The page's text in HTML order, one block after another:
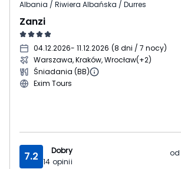
Albania / Riwiera Albańska / Durres
Zanzi
04.12.2026- 11.12.2026 (8 dni / 7 nocy)
Warszawa, Kraków, Wrocław(+2)
Śniadania (BB)
Exim Tours
7.2
Dobry
14 opinii
od